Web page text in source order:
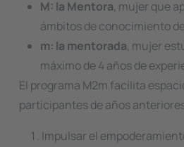
M: la Mentora, mujer que
ámbitos de conocimiento
m: la mentorada, mujer
máximo de 4 años de
El programa M2m facilita
participantes de años
Impulsar el